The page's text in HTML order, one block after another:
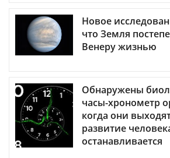
Новое
что Земля
Венеру жизнью
Обнаружены
часы-хронометр
когда они
развитие
останавливается